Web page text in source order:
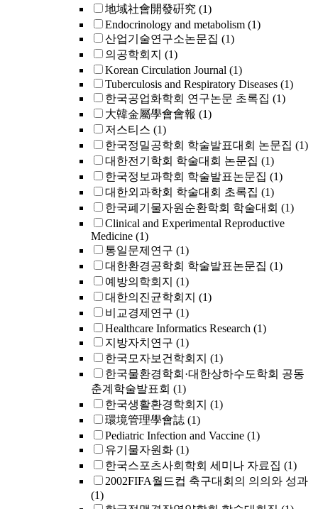
地域社會開發硏究 (1)
Endocrinology and metabolism (1)
산업기술연구소논문집 (1)
의공학회지 (1)
Korean Circulation Journal (1)
Tuberculosis and Respiratory Diseases (1)
한국공업화학회 연구논문 초록집 (1)
大韓金屬學會會報 (1)
저스티스 (1)
한국정밀공학회 학술발표대회 논문집 (1)
대한전기학회 학술대회 논문집 (1)
한국정보과학회 학술발표논문집 (1)
대한외과학회 학술대회 초록집 (1)
한국폐기물자원순환학회 학술대회 (1)
Clinical and Experimental Reproductive
Medicine (1)
통일문제연구 (1)
대한환경공학회 학술발표논문집 (1)
예방의학회지 (1)
대한의진균학회지 (1)
비교경제연구 (1)
Healthcare Informatics Research (1)
지방자치연구 (1)
한국모자보건학회지 (1)
한국물환경학회·대한상하수도학회 공동
춘계학술발표회 (1)
한국생활환경학회지 (1)
環境管理學會誌 (1)
Pediatric Infection and Vaccine (1)
유기물자원화 (1)
한국스포츠사회학회 세미나 자료집 (1)
2002FIFA월드컵 축구대회의 의의와 성과
(1)